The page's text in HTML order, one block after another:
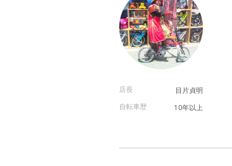
店長
目片貞明
自転車歴
10年以上